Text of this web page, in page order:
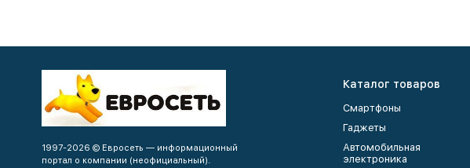
1997-2026 © Евросеть — информационный
портал о компании (неофициальный).
Каталог товаров
Смартфоны
Гаджеты
Автомобильная
электроника